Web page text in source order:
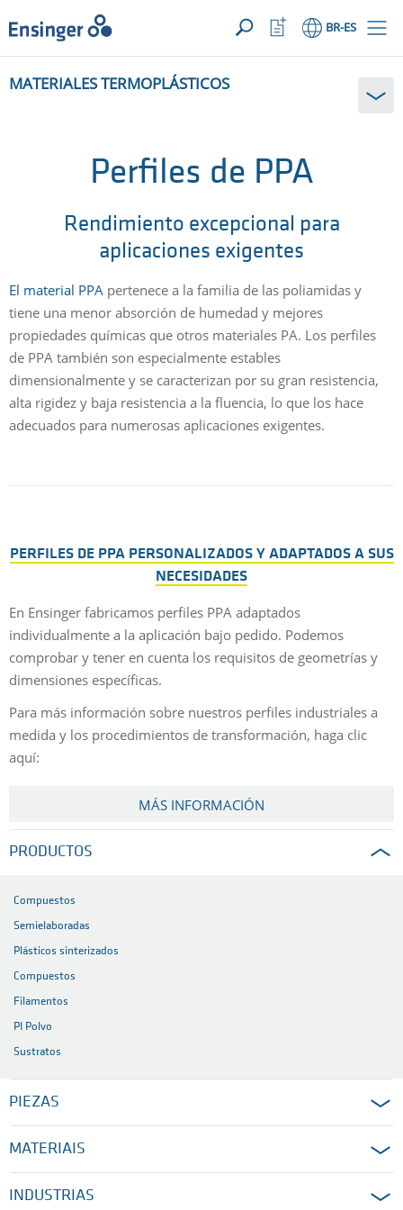
SUA SOLICITAÇÃO ({{productCount}} Products)
ABRIR
Início BR-ES
Abrir
lista
de
quéMATERIALES TERMOPLÁSTICOS
Perfiles de PPA
Rendimiento excepcional para
aplicaciones exigentes
El material PPA pertenece a la familia de las poliamidas y
tiene una menor absorción de humedad y mejores
propiedades químicas que otros materiales PA. Los perfiles
de PPA también son especialmente estables
dimensionalmente y se caracterizan por su gran resistencia,
alta rigidez y baja resistencia a la fluencia, lo que los hace
adecuados para numerosas aplicaciones exigentes.
PERFILES DE PPA PERSONALIZADOS Y ADAPTADOS A SUS
NECESIDADES
En Ensinger fabricamos perfiles PPA adaptados
individualmente a la aplicación bajo pedido. Podemos
comprobar y tener en cuenta los requisitos de geometrías y
dimensiones específicas.
Para más información sobre nuestros perfiles industriales a
medida y los procedimientos de transformación, haga clic
aquí:
MÁS INFORMACIÓN
PRODUCTOS
Compuestos
Semielaboradas
Plásticos sinterizados
Compuestos
Filamentos
PI Polvo
Sustratos
PIEZAS
MATERIAIS
INDUSTRIAS